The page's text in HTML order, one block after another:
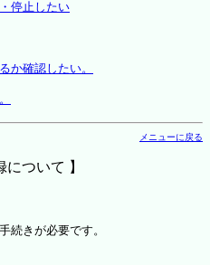
停止したい
か確認したい。
メニューに戻る
について 】
続きが必要です。